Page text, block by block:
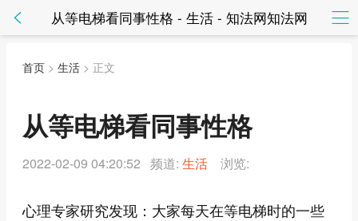
从等电梯看同事性格 - 生活 - 知法网知法网
首页 > 生活 > 正文
从等电梯看同事性格
2022-02-09 04:20:52 频道: 生活 浏览:
心理专家研究发现：大家每天在等电梯时的一些